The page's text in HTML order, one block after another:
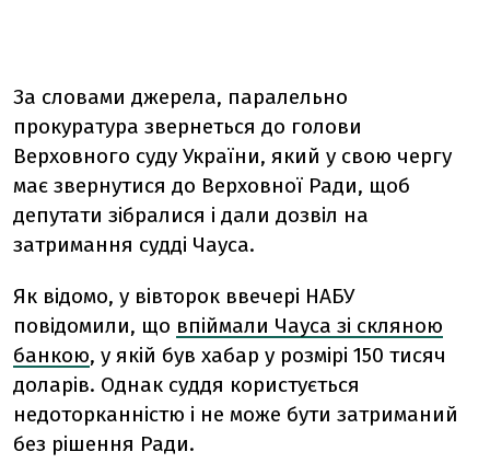
За словами джерела, паралельно
прокуратура звернеться до голови
Верховного суду України, який у свою чергу
має звернутися до Верховної Ради, щоб
депутати зібралися і дали дозвіл на
затримання судді Чауса.
Як відомо, у вівторок ввечері НАБУ
повідомили, що впіймали Чауса зі скляною
банкою, у якій був хабар у розмірі 150 тисяч
доларів. Однак суддя користується
недоторканністю і не може бути затриманий
без рішення Ради.